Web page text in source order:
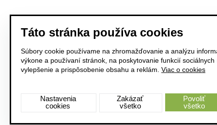
Táto stránka používa cookies
Súbory cookie používame na zhromažďovanie a analýzu
výkone a používaní stránok, na poskytovanie funkcií sociálnych
vylepšenie a prispôsobenie obsahu a reklám. Viac o cookies
Nastavenia
cookies
Zakázať
všetko
Povoliť
všetko